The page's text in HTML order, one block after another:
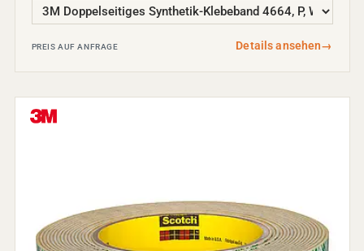
PREIS AUF ANFRAGE Details ansehen→